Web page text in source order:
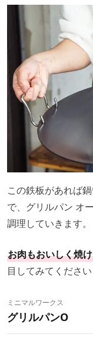
この鉄板があれば
で、グリルパン オ
調理していきます。
お肉もおいしく焼
目してみてください
ミニマルワークス
グリルパンO